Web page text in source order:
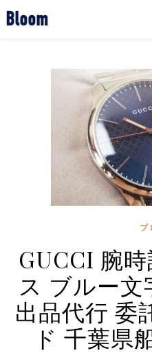
Bloom
ブ
GUCCI 腕
ス ブルー文
出品代行 委
ド 千葉県